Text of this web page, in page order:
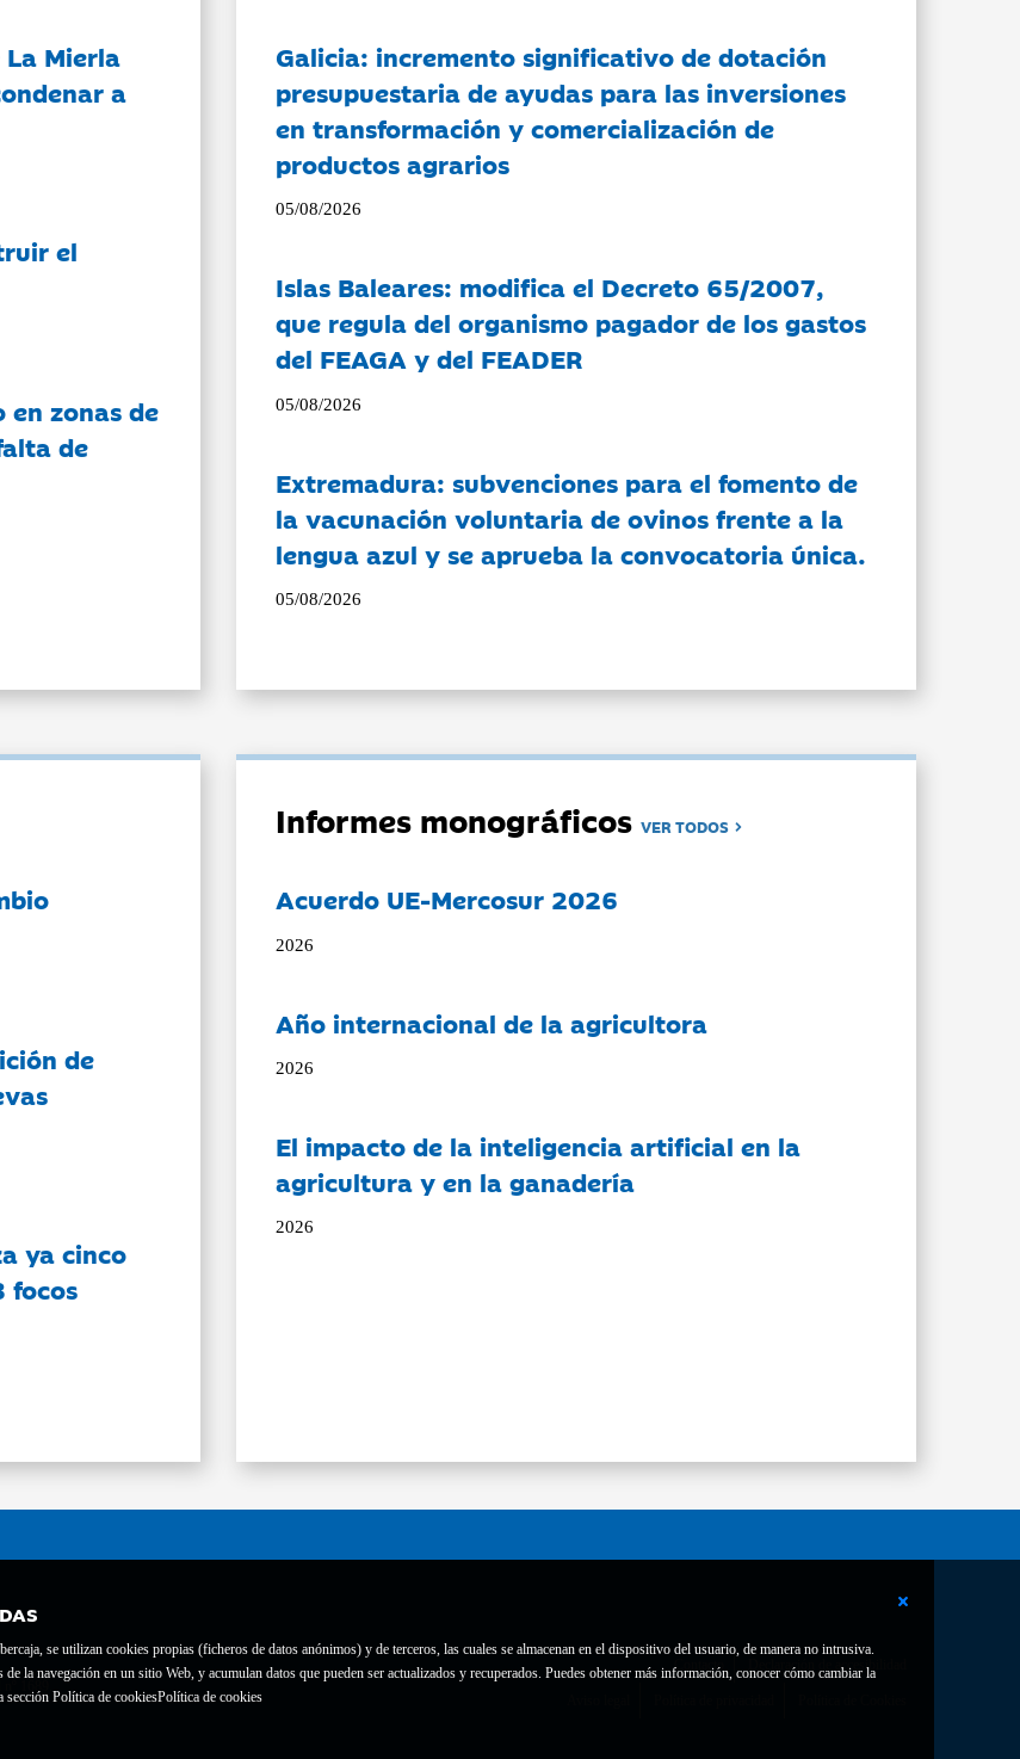
se utilizan cookies propias (ficheros de datos anónimos) y de terceros, las cuales se almacenan en el dispositivo del usuario, de manera no intrusiva.
la navegación en un sitio Web, y acumulan datos que pueden ser actualizados y recuperados. Puedes obtener más información, conocer cómo cambiar la
sección Política de cookiesPolítica de cookies
Mierla
a
el
en zonas de
de
Galicia: incremento significativo de dotación
presupuestaria de ayudas para las inversiones
en transformación y comercialización de
productos agrarios
05/08/2026
Islas Baleares: modifica el Decreto 65/2007,
que regula del organismo pagador de los gastos
del FEAGA y del FEADER
05/08/2026
Extremadura: subvenciones para el fomento de
la vacunación voluntaria de ovinos frente a la
lengua azul y se aprueba la convocatoria única.
05/08/2026
de
ya cinco
focos
Informes monográficosVER TODOS
Acuerdo UE-Mercosur 2026
2026
Año internacional de la agricultora
2026
El impacto de la inteligencia artificial en la
agricultura y en la ganadería
2026
1689.
Contacto Declaración de accesibilidad